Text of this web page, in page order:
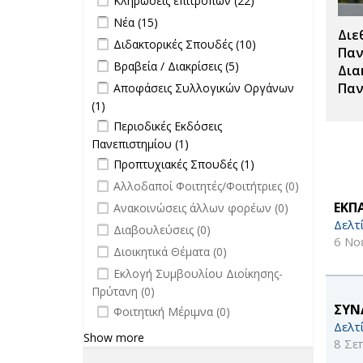
6
8
Σπουδές filter
filter
Apply Νέα filter
Νέα (15)
Apply Διδακτορικές Σπουδές filter
Διδακτορικές Σπουδές (10)
filter
Apply Βραβεία / Διακρίσεις filter
Βραβεία / Διακρίσεις (5)
Διακρίσεις
Apply Αποφάσεις Συλλογικών
Οργάνων filter
Αποφάσεις Συλλογικών Οργάνων
(1)
Οργάνων filter
Apply Περιοδικές Εκδόσεις
Πανεπιστημίου filter
Περιοδικές Εκδόσεις
Πανεπιστημίου (1)
Εκδόσεις
Πανεπιστημίου filter
Apply Προπτυχιακές Σπουδές filter
Προπτυχιακές Σπουδές (1)
Σπουδές filter
undefined
Αλλοδαποί Φοιτητές/Φοιτήτριες (0)
undefined
Ανακοινώσεις άλλων φορέων (0)
undefined
Διαβουλεύσεις (0)
undefined
Διοικητικά Θέματα (0)
undefined
Εκλογή Συμβουλίου Διοίκησης-
Πρύτανη (0)
undefined
Φοιτητική Μέριμνα (0)
Show more